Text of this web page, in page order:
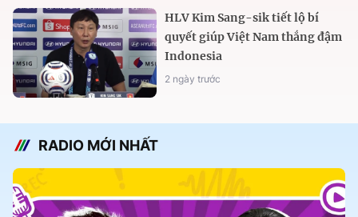
HLV Kim Sang-sik tiết lộ bí
quyết giúp Việt Nam thắng đậm
Indonesia
2 ngày trước
RADIO MỚI NHẤT